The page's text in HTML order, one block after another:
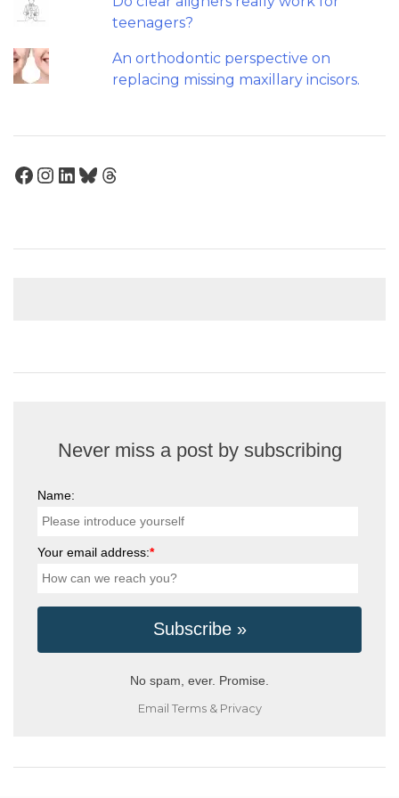
teenagers?
An orthodontic perspective on
replacing missing maxillary incisors.
Facebook
Instagram
LinkedIn
Bluesky
Threads
Never miss a post by subscribing
Name:
Your email address:*
No spam, ever. Promise.
Email Terms& Privacy